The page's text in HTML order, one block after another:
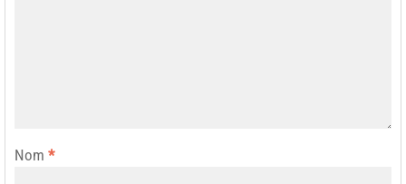
Nom *